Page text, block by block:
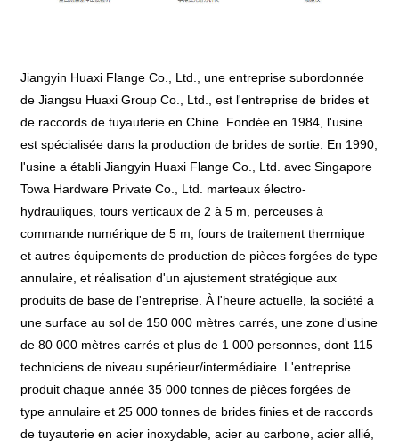
Jiangyin Huaxi Flange Co., Ltd., une entreprise subordonnée
de Jiangsu Huaxi Group Co., Ltd., est l'entreprise de brides et
de raccords de tuyauterie en Chine. Fondée en 1984, l'usine
est spécialisée dans la production de brides de sortie. En 1990,
l'usine a établi Jiangyin Huaxi Flange Co., Ltd. avec Singapore
Towa Hardware Private Co., Ltd. marteaux électro-
hydrauliques, tours verticaux de 2 à 5 m, perceuses à
commande numérique de 5 m, fours de traitement thermique
et autres équipements de production de pièces forgées de type
annulaire, et réalisation d'un ajustement stratégique aux
produits de base de l'entreprise. À l'heure actuelle, la société a
une surface au sol de 150 000 mètres carrés, une zone d'usine
de 80 000 mètres carrés et plus de 1 000 personnes, dont 115
techniciens de niveau supérieur/intermédiaire. L'entreprise
produit chaque année 35 000 tonnes de pièces forgées de
type annulaire et 25 000 tonnes de brides finies et de raccords
de tuyauterie en acier inoxydable, acier au carbone, acier allié,